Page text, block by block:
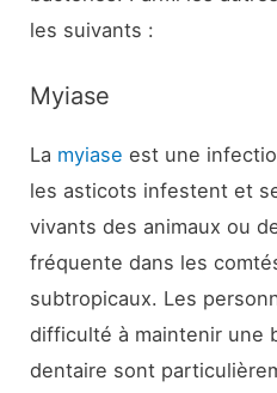
les suivants :
Myiase
La myiase est une
les asticots infestent et
vivants des animaux ou
fréquente dans les
subtropicaux. Les
difficulté à maintenir une
dentaire sont